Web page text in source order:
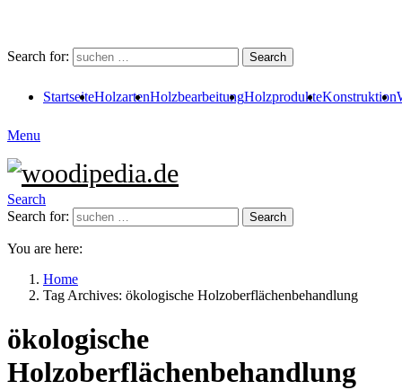
Search for: Search
StartseiteHolzartenHolzbearbeitungHolzprodukteKonstruktion
Menu
Search
Search for:
Search
You are here:
Home
Tag Archives: ökologische Holzoberflächenbehandlung
ökologische
Holzoberflächenbehandlung